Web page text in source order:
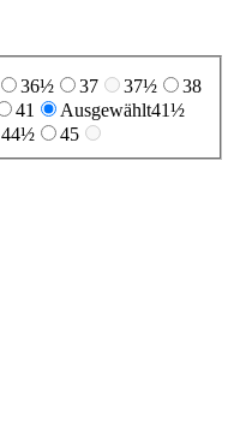
36½ 37 37½
38
41 Ausgewählt41½
44½
45